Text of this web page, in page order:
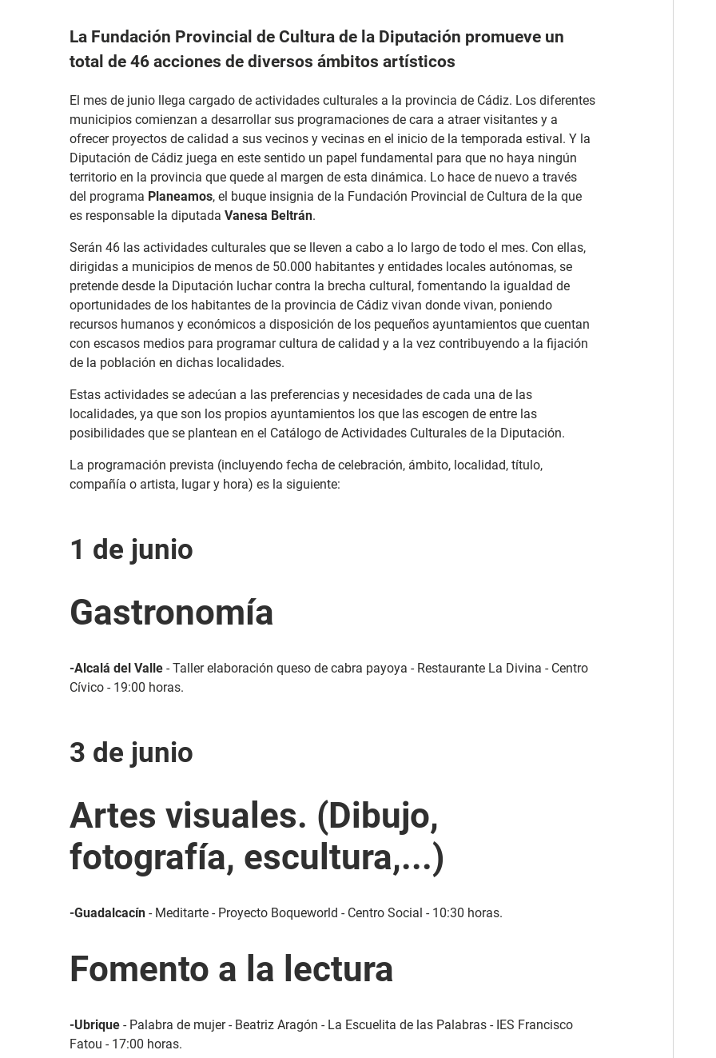
La Fundación Provincial de Cultura de la Diputación promueve un
total de 46 acciones de diversos ámbitos artísticos
El mes de junio llega cargado de actividades culturales a la provincia de Cádiz. Los diferentes
municipios comienzan a desarrollar sus programaciones de cara a atraer visitantes y a
ofrecer proyectos de calidad a sus vecinos y vecinas en el inicio de la temporada estival. Y la
Diputación de Cádiz juega en este sentido un papel fundamental para que no haya ningún
territorio en la provincia que quede al margen de esta dinámica. Lo hace de nuevo a través
del programa Planeamos, el buque insignia de la Fundación Provincial de Cultura de la que
es responsable la diputada Vanesa Beltrán.
Serán 46 las actividades culturales que se lleven a cabo a lo largo de todo el mes. Con ellas,
dirigidas a municipios de menos de 50.000 habitantes y entidades locales autónomas, se
pretende desde la Diputación luchar contra la brecha cultural, fomentando la igualdad de
oportunidades de los habitantes de la provincia de Cádiz vivan donde vivan, poniendo
recursos humanos y económicos a disposición de los pequeños ayuntamientos que cuentan
con escasos medios para programar cultura de calidad y a la vez contribuyendo a la fijación
de la población en dichas localidades.
Estas actividades se adecúan a las preferencias y necesidades de cada una de las
localidades, ya que son los propios ayuntamientos los que las escogen de entre las
posibilidades que se plantean en el Catálogo de Actividades Culturales de la Diputación.
La programación prevista (incluyendo fecha de celebración, ámbito, localidad, título,
compañía o artista, lugar y hora) es la siguiente:
1 de junio
Gastronomía
-Alcalá del Valle - Taller elaboración queso de cabra payoya - Restaurante La Divina - Centro
Cívico - 19:00 horas.
3 de junio
Artes visuales. (Dibujo,
fotografía, escultura,...)
-Guadalcacín - Meditarte - Proyecto Boqueworld - Centro Social - 10:30 horas.
Fomento a la lectura
-Ubrique - Palabra de mujer - Beatriz Aragón - La Escuelita de las Palabras - IES Francisco
Fatou - 17:00 horas.